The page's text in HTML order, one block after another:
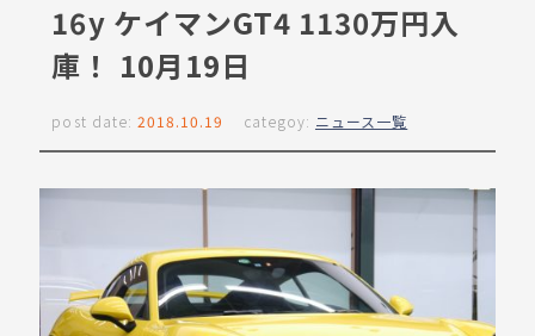
16y ケイマンGT4 1130万円入
庫！ 10月19日
post date: 2018.10.19 categoy: ニュース一覧